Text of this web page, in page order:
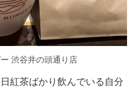
渋谷井の頭通り店
紅茶ばかり飲んでいる自分